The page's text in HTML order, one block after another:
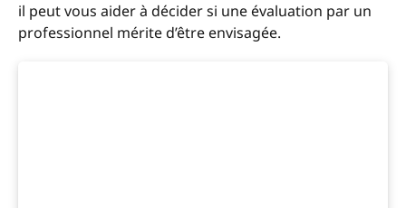
il peut vous aider à décider si une évaluation par un
professionnel mérite d’être envisagée.